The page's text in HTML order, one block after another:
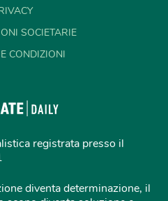
SOCIETARIE
CONDIZIONI
registrata presso il
diventa determinazione, il